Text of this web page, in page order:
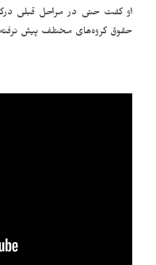
او گفت حتی در مراحل قبلی
حقوق گروه‌های مختلف پیش